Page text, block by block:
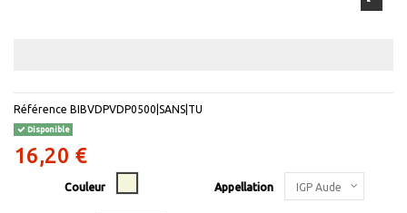
Référence BIBVDPVDP0500|SANS|TU
Disponible
16,20 €
Couleur Appellation